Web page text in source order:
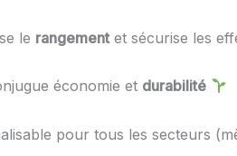
le rangement et sécurise les
économie et durabilité
pour tous les secteurs